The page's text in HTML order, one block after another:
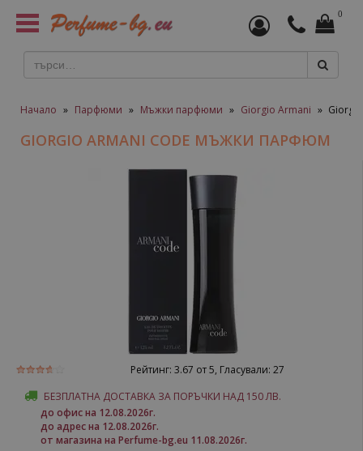
Toggle
navigation
0
Начало » Парфюми » Мъжки парфюми » Giorgio Armani »
GIORGIO ARMANI CODE МЪЖКИ ПАРФЮМ
Рейтинг: 3.67 от 5, Гласували: 27
БЕЗПЛАТНА ДОСТАВКА ЗА ПОРЪЧКИ НАД 150 ЛВ.
до офис на 12.08.2026г.
до адрес на 12.08.2026г.
от магазина на Perfume-bg.eu 11.08.2026г.